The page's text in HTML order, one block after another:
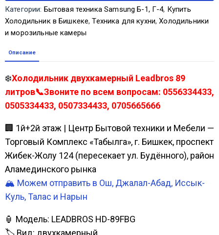
Категории: Бытовая техника Samsung Б-1, Г-4, Купить
Холодильник в Бишкеке,Техника для кухни,Холодильники
и морозильные камеры
Описание
❄️Холодильник двухкамерный Leadbros 89
литров📞Звоните по всем вопросам: 0556334433,
0505334433, 0507334433, 0705665666
🏢 1й+2й этаж | Центр Бытовой техники и Мебели —
Торговый Комплекс «Табылга», г. Бишкек, проспект
Жибек-Жолу 124 (пересекает ул. Будённого), район
Аламединского рынка
🏔️ Можем отправить в Ош, Джалал-Абад, Иссык-
Куль, Талас и Нарын
🏮 Модель: LEADBROS HD-89FBG
🏷️ Вид: двухкамерный